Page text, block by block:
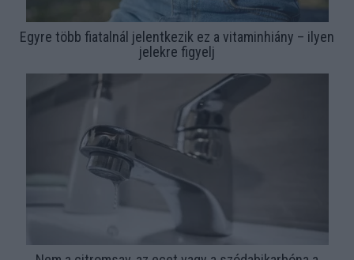
Egyre több fiatalnál jelentkezik ez a vitaminhiány – ilyen
jelekre figyelj